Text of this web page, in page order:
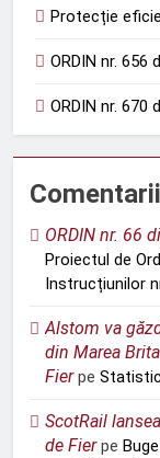
Protecție
ORDIN nr. 656
ORDIN nr. 670
ORDIN nr. 66
Proiectul de
Instrucțiunilor
Alstom va
din Marea
Fierpe
ScotRail
de Fierpe